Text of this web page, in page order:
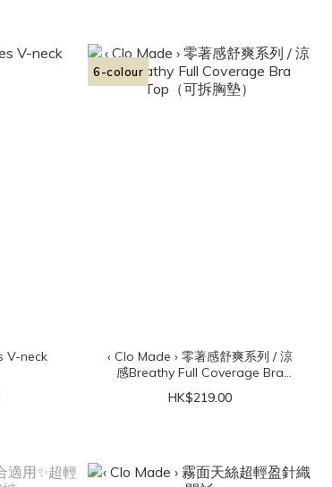
6-colour
‹ Clo Made › 零著感舒爽系列 / 涼
感Breathy Full Coverage Bra
Top（可拆胸墊）
HK$219.00